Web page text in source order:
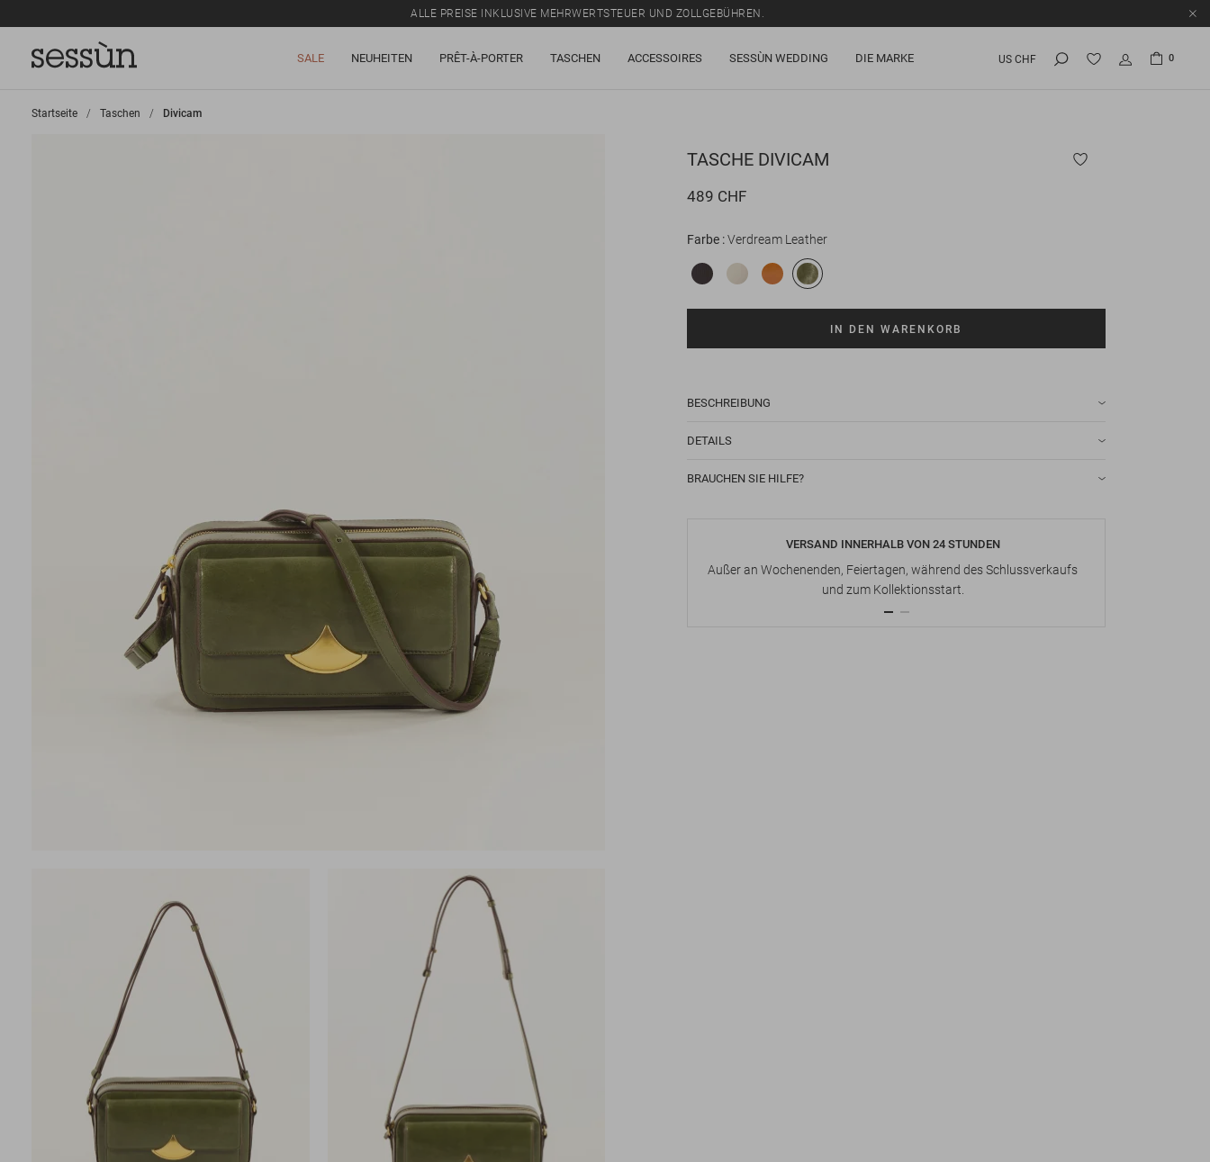
ALLE PREISE INKLUSIVE MEHRWERTSTEUER UND ZOLLGEBÜHREN.
SALE NEUHEITEN PRÊT-À-PORTER TASCHEN ACCESSOIRES SESSÙN WEDDING DIE MARKE US CHF 0
Startseite >
Taschen >
Divicam
TASCHE DIVICAM
489 CHF
Farbe Verdream Leather
IN DEN WARENKORB
BESCHREIBUNG
DETAILS
BRAUCHEN SIE HILFE?
VERSAND INNERHALB VON 24 STUNDEN
Außer an Wochenenden, Feiertagen, während des Schlussverkaufs
und zum Kollektionsstart.